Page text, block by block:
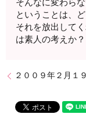
そんなに変わらな
ということは、
それを放出して
は素人の考えか？
２００９年２月１